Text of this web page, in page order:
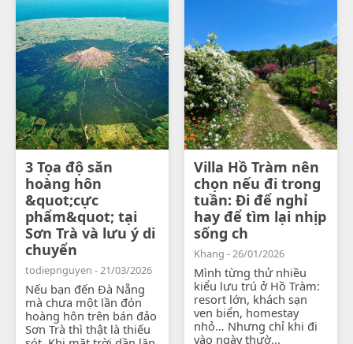
3 Tọa độ săn
hoàng hôn
&quot;cực
phẩm&quot; tại
Sơn Trà và lưu ý di
chuyển
todiepnguyen - 21/03/2026
Nếu bạn đến Đà Nẵng
mà chưa một lần đón
hoàng hôn trên bán đảo
Sơn Trà thì thật là thiếu
Villa Hồ Tràm nên
chọn nếu đi trong
tuần: Đi để nghỉ
hay để tìm lại nhịp
sống ch
Khang - 26/01/2026
Mình từng thử nhiều
kiểu lưu trú ở Hồ Tràm:
resort lớn, khách sạn
ven biển, homestay
nhỏ… Nhưng chỉ khi đi
vào ngày thườ...